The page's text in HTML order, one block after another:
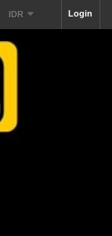
Login
IDR